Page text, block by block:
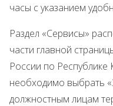
часы с указанием
Раздел «Сервисы»
части главной
России по Республике
необходимо выбрать
должностным лицам